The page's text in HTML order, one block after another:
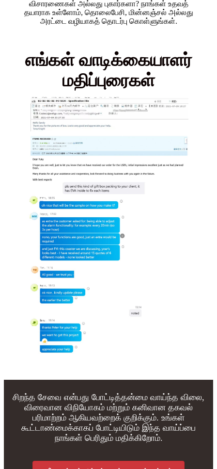
விசாரணைகள் அல்லது புகார்களா? நாங்கள் உதவத்
தயாராக உள்ளோம், தொலைபேசி, மின்னஞ்சல் அல்லது
அரட்டை வழியாகத் தொடர்பு கொள்ளுங்கள்.
எங்கள் வாடிக்கையாளர்
மதிப்புரைகள்
சிறந்த சேவை என்பது போட்டித்தன்மை வாய்ந்த விலை,
விரைவான விநியோகம் மற்றும் கனிவான தகவல்
பரிமாற்றம் ஆகியவற்றைக் குறிக்கும். உங்கள்
கூட்டாண்மைக்காகப் போட்டியிடும் இந்த வாய்ப்பை
நாங்கள் பெரிதும் மதிக்கிறோம்.